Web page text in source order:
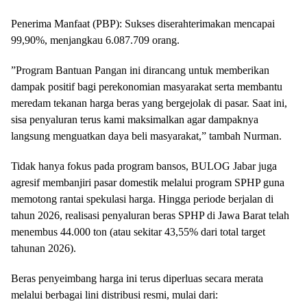
​Penerima Manfaat (PBP): Sukses diserahterimakan mencapai
99,90%, menjangkau 6.087.709 orang.
​”Program Bantuan Pangan ini dirancang untuk memberikan
dampak positif bagi perekonomian masyarakat serta membantu
meredam tekanan harga beras yang bergejolak di pasar. Saat ini,
sisa penyaluran terus kami maksimalkan agar dampaknya
langsung menguatkan daya beli masyarakat,” tambah Nurman.
​Tidak hanya fokus pada program bansos, BULOG Jabar juga
agresif membanjiri pasar domestik melalui program SPHP guna
memotong rantai spekulasi harga. Hingga periode berjalan di
tahun 2026, realisasi penyaluran beras SPHP di Jawa Barat telah
menembus 44.000 ton (atau sekitar 43,55% dari total target
tahunan 2026).
​Beras penyeimbang harga ini terus diperluas secara merata
melalui berbagai lini distribusi resmi, mulai dari: